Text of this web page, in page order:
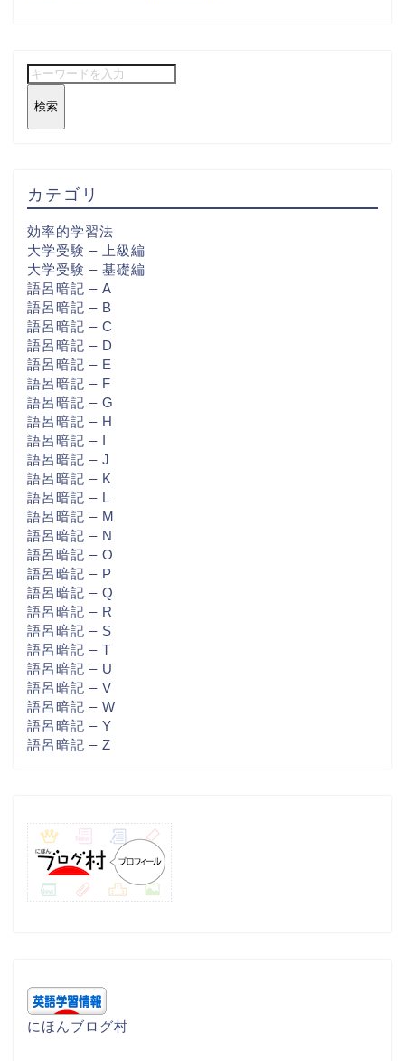
検索
カテゴリ
効率的学習法
大学受験 – 上級編
大学受験 – 基礎編
語呂暗記 – A
語呂暗記 – B
語呂暗記 – C
語呂暗記 – D
語呂暗記 – E
語呂暗記 – F
語呂暗記 – G
語呂暗記 – H
語呂暗記 – I
語呂暗記 – J
語呂暗記 – K
語呂暗記 – L
語呂暗記 – M
語呂暗記 – N
語呂暗記 – O
語呂暗記 – P
語呂暗記 – Q
語呂暗記 – R
語呂暗記 – S
語呂暗記 – T
語呂暗記 – U
語呂暗記 – V
語呂暗記 – W
語呂暗記 – Y
語呂暗記 – Z
にほんブログ村